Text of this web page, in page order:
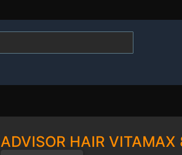
ADVISOR HAIR VITAMAX